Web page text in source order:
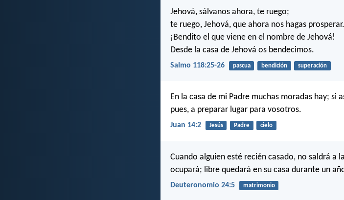
Jehová, sálvanos ahora, te ruego;
te ruego, Jehová, que ahora nos hagas prosperar.
¡Bendito el que viene en el nombre de Jehová!
Desde la casa de Jehová os bendecimos.
Salmo 118:25-26 pascua bendición superación
En la casa de mi Padre muchas moradas hay; si
pues, a preparar lugar para vosotros.
Juan 14:2 Jesús Padre cielo
Cuando alguien esté recién casado, no saldrá a
ocupará; libre quedará en su casa durante un
Deuteronomio 24:5 matrimonio